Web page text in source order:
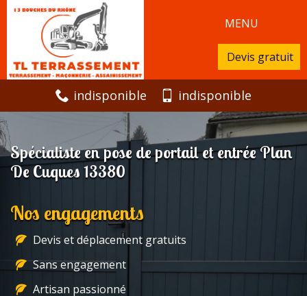
MENU
Devis gratuit
indisponible indisponible
Spécialiste en pose de portail et entrée Plan
De Cuques 13380
Nos engagements
Devis et déplacement gratuits
Sans engagement
Artisan passionné